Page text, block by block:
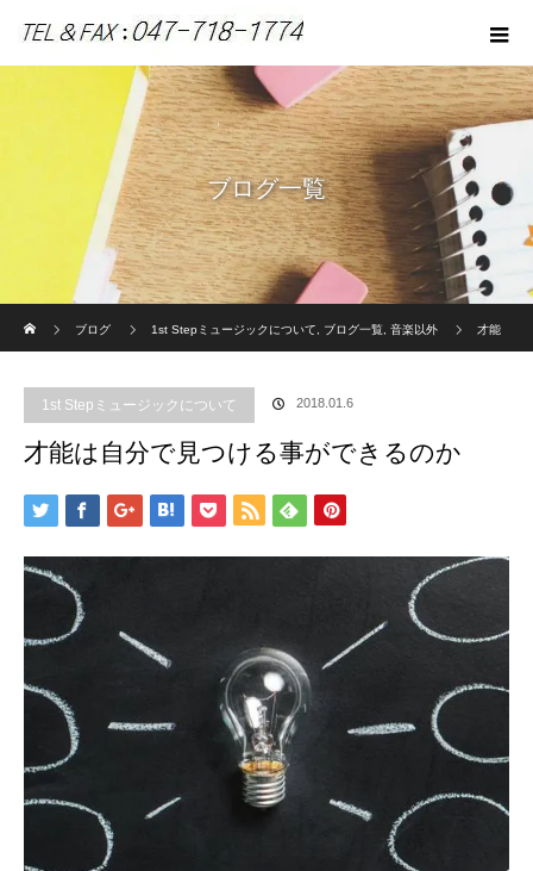
ブログ一覧
ブログ
1st Stepミュージックについて ブログ一覧 音楽以外 才能
1st Stepミュージックについて 2018.01.6
才能は自分で見つける事ができるのか